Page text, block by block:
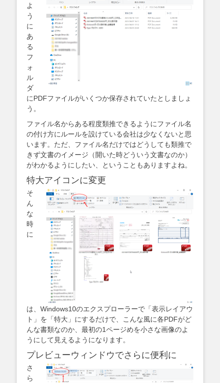
よ
う
に
あ
る
フ
ォ
ル
ダ
にPDFファイルがいくつか保存されていたとしましょ
う。
ファイル名からある程度類推できるようにファイル名
の付け方にルールを設けている会社は少なくないと思
います。ただ、ファイル名だけではどうしても類推で
きず文書のイメージ（開いた時どういう文書なのか）
がわかるようにしたい、ということもありますよね。
特大アイコンに変更
そ
ん
な
時
に
は、Windows10のエクスプローラーで「表示レイアウ
ト」を「特大」にするだけで、こんな風に各PDFがど
んな書類なのか、最初の1ページめを小さな画像のよ
うにして見えるようになります。
プレビューウィンドウでさらに便利に
さ
ら